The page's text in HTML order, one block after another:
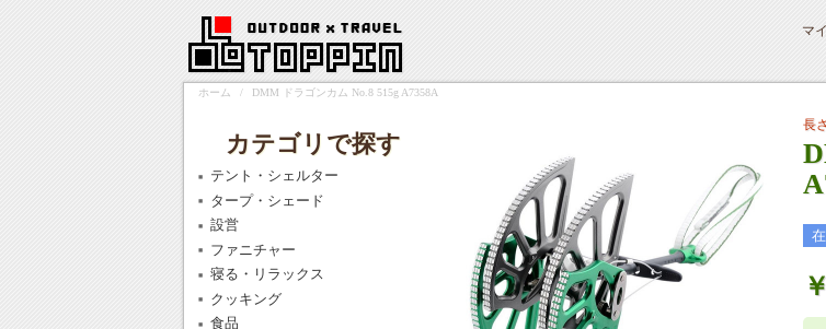
マ
ホーム / DMM ドラゴンカム No.8 515g A7358A
長
カテゴリで探す
テント・シェルター
タープ・シェード
設営
ファニチャー
寝る・リラックス
クッキング
食品